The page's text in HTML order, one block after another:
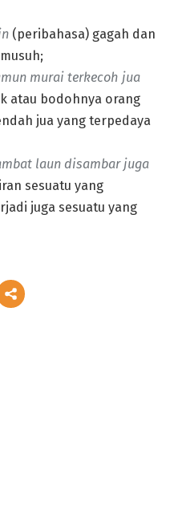
(peribahasa) gagah dan
murai terkecoh jua
atau bodohnya orang
jua yang terpedaya
laun disambar juga
sesuatu yang
juga sesuatu yang